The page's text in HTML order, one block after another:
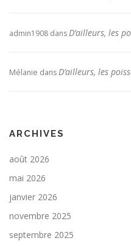
admin1908 dans D’ailleurs, les
Mélanie dans D’ailleurs, les
ARCHIVES
août 2026
mai 2026
janvier 2026
novembre 2025
septembre 2025